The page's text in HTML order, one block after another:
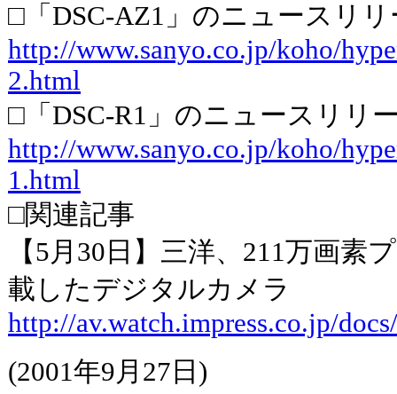
□「DSC-AZ1」のニュースリリ
http://www.sanyo.co.jp/koho/
2.html
□「DSC-R1」のニュースリリ
http://www.sanyo.co.jp/koho/
1.html
□関連記事
【5月30日】三洋、211万画素
載したデジタルカメラ
http://av.watch.impress.co.jp/
(2001年9月27日)